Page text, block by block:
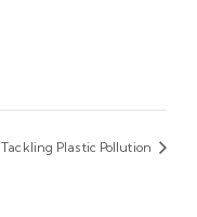
Tackling Plastic Pollution